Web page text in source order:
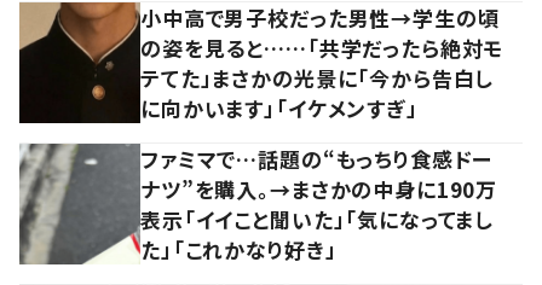
小中高で男子校だった男性→学生の頃
の姿を見ると……「共学だったら絶対モ
テてた」まさかの光景に「今から告白し
に向かいます」「イケメンすぎ」
ファミマで…話題の“もっちり食感ドー
ナツ”を購入。→まさかの中身に190万
表示「イイこと聞いた」「気になってまし
た」「これかなり好き」